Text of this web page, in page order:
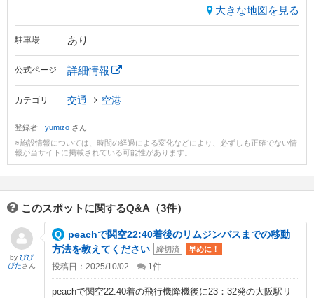
大きな地図を見る
駐車場 あり
公式ページ 詳細情報
カテゴリ 交通 空港
登録者 yumizo さん
※施設情報については、時間の経過による変化などにより、必ずしも正確でない情
報が当サイトに掲載されている可能性があります。
このスポットに関するQ&A（3件）
peachで関空22:40着後のリムジンバスまでの移動
方法を教えてください
締切済 早めに！
投稿日：2025/10/02 1件
peachで関空22:40着の飛行機降機後に23：32発の大阪駅リ
byぴぴ
ぴたさん